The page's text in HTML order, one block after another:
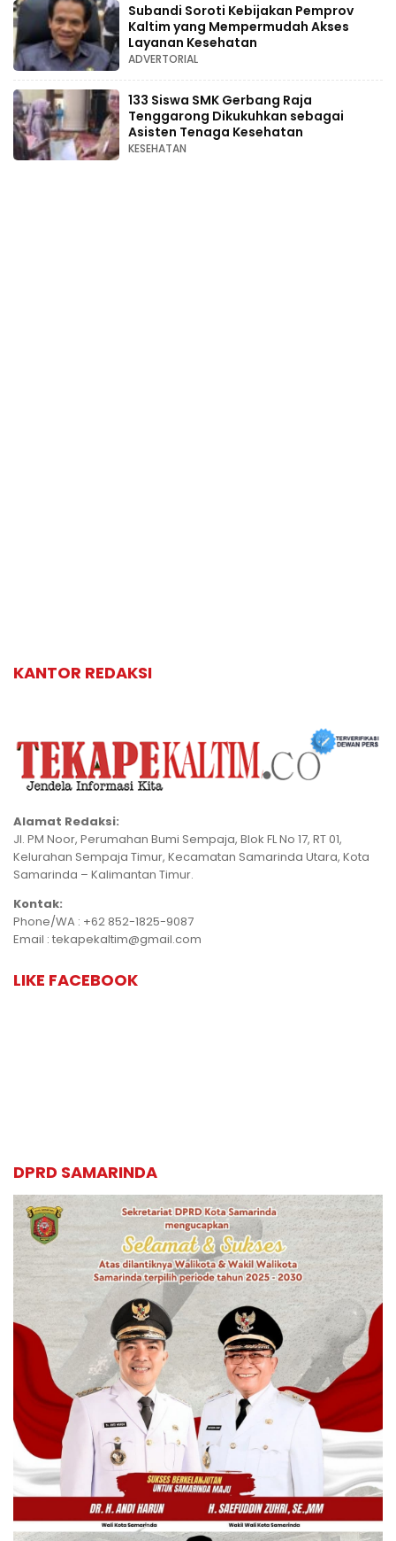
Subandi Soroti Kebijakan Pemprov
Kaltim yang Mempermudah Akses
Layanan Kesehatan
ADVERTORIAL
133 Siswa SMK Gerbang Raja
Tenggarong Dikukuhkan sebagai
Asisten Tenaga Kesehatan
KESEHATAN
KANTOR REDAKSI
Alamat Redaksi:
Jl. PM Noor, Perumahan Bumi Sempaja, Blok FL No 17, RT 01,
Kelurahan Sempaja Timur, Kecamatan Samarinda Utara, Kota
Samarinda – Kalimantan Timur.
Kontak:
Phone/WA : +62 852-1825-9087
Email : tekapekaltim@gmail.com
LIKE FACEBOOK
DPRD SAMARINDA